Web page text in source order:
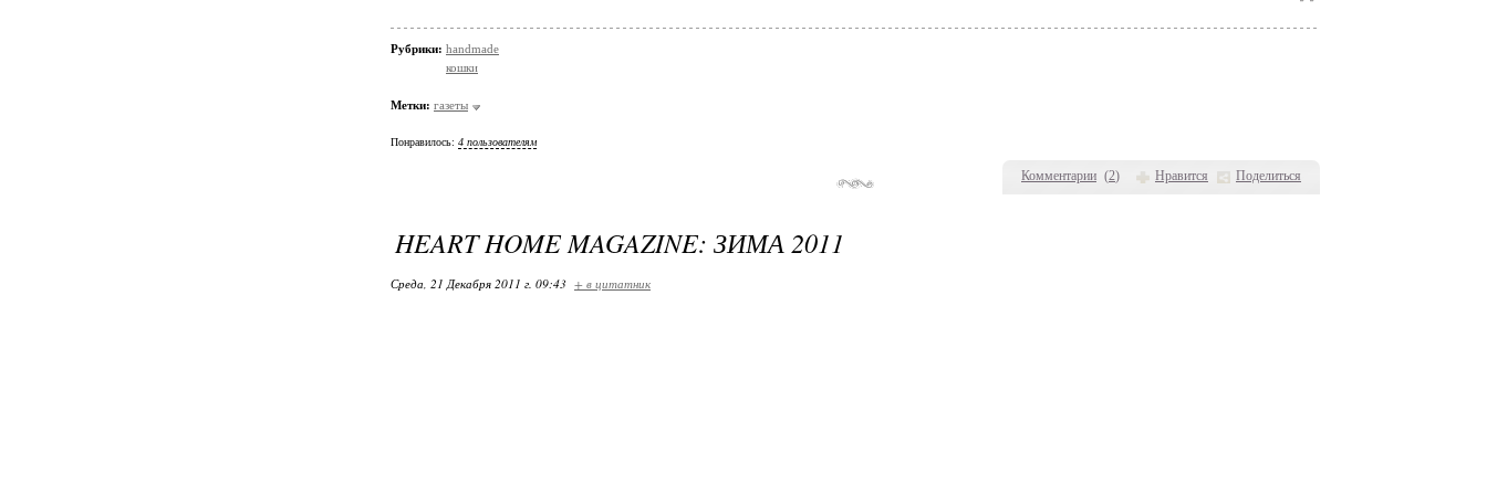
Комментарии (2) Нравится Поделиться
Рубрики: handmade
кошки
Метки: газеты
Понравилось: 4 пользователям
HEART HOME MAGAZINE: ЗИМА 2011
Среда, 21 Декабря 2011 г. 09:43 + в цитатник